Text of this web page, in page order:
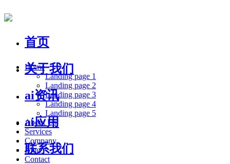
首页
关于我们
ai资讯
ai应用
联系我们
Home
Landing page 1
Landing page 2
Landing page 3
Landing page 4
Landing page 5
About Us
Services
Company
Blog
Contact